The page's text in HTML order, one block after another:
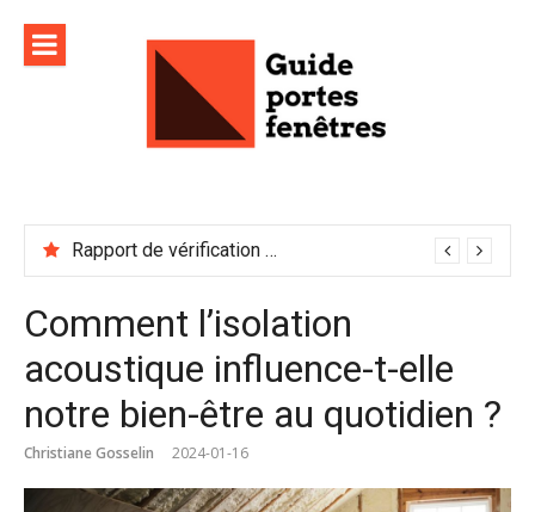
contenu
Rapport de vérification sécurité : à conserver précieusement
Comment l’isolation
acoustique influence-t-elle
notre bien-être au quotidien ?
Christiane Gosselin 2024-01-16